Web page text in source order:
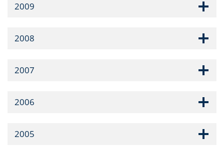
2009
2008
2007
2006
2005